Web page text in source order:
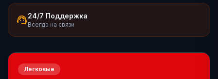
support_agent24/7 Поддержка
Всегда на связи
Легковые